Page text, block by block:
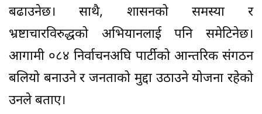
बढाउनेछ। साथै, शासनको समस्या र
भ्रष्टाचारविरुद्धको अभियानलाई पनि समेटिनेछ।
आगामी ०८४ निर्वाचनअघि पार्टीको आन्तरिक संगठन
बलियो बनाउने र जनताको मुद्दा उठाउने योजना रहेको
उनले बताए।